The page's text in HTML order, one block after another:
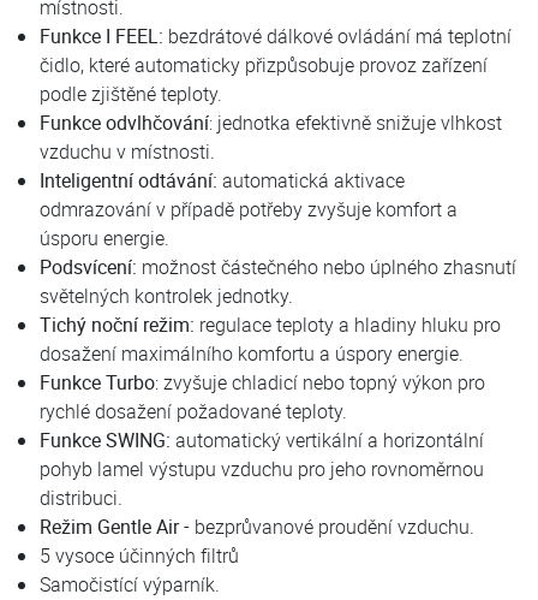
místnosti.
Funkce I FEEL: bezdrátové dálkové ovládání má teplotní
čidlo, které automaticky přizpůsobuje provoz zařízení
podle zjištěné teploty.
Funkce odvlhčování: jednotka efektivně snižuje vlhkost
vzduchu v místnosti.
Inteligentní odtávání: automatická aktivace
odmrazování v případě potřeby zvyšuje komfort a
úsporu energie.
Podsvícení: možnost částečného nebo úplného zhasnutí
světelných kontrolek jednotky.
Tichý noční režim: regulace teploty a hladiny hluku pro
dosažení maximálního komfortu a úspory energie.
Funkce Turbo: zvyšuje chladicí nebo topný výkon pro
rychlé dosažení požadované teploty.
Funkce SWING: automatický vertikální a horizontální
pohyb lamel výstupu vzduchu pro jeho rovnoměrnou
distribuci.
Režim Gentle Air- bezprůvanové proudění vzduchu.
5 vysoce účinných filtrů
Samočistící výparník.